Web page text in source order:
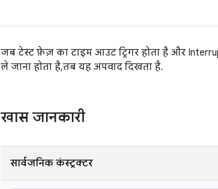
जब टेस्ट फ़ेज़ का टाइम आउट ट्रिगर होता है और
ले जाना होता है, तब यह अपवाद दिखता है.
खास जानकारी
सार्वजनिक कंस्ट्रक्टर